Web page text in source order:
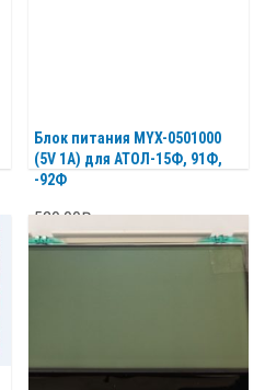
Блок питания MYX-0501000
(5V 1A) для АТОЛ-15Ф, 91Ф,
-92Ф
520.00₽
Подробнее